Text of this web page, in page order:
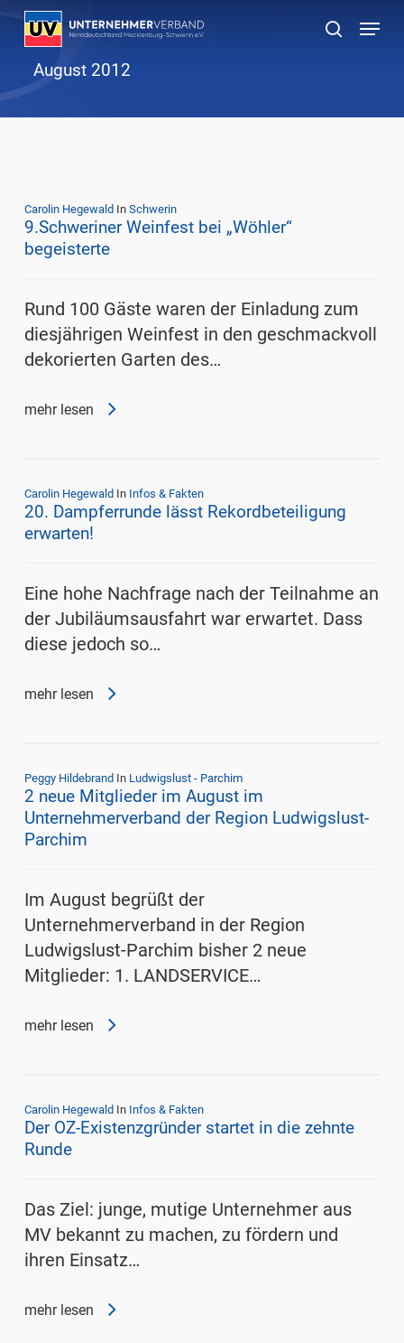
Skip
main
content
suchen
Menu
August 2012
Carolin Hegewald In Schwerin
9.Schweriner Weinfest bei „Wöhler“
begeisterte
Rund 100 Gäste waren der Einladung zum
diesjährigen Weinfest in den geschmackvoll
dekorierten Garten des…
mehr lesen
Carolin Hegewald In Infos & Fakten
20. Dampferrunde lässt Rekordbeteiligung
erwarten!
Eine hohe Nachfrage nach der Teilnahme an
der Jubiläumsausfahrt war erwartet. Dass
diese jedoch so…
mehr lesen
Peggy Hildebrand In Ludwigslust - Parchim
2 neue Mitglieder im August im
Unternehmerverband der Region Ludwigslust-
Parchim
Im August begrüßt der
Unternehmerverband in der Region
Ludwigslust-Parchim bisher 2 neue
Mitglieder: 1. LANDSERVICE…
mehr lesen
Carolin Hegewald In Infos & Fakten
Der OZ-Existenzgründer startet in die zehnte
Runde
Das Ziel: junge, mutige Unternehmer aus
MV bekannt zu machen, zu fördern und
ihren Einsatz…
mehr lesen